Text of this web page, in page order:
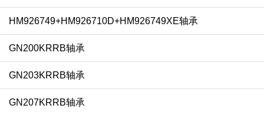
HM926749+HM926710D+HM926749XE轴承
GN200KRRB轴承
GN203KRRB轴承
GN207KRRB轴承